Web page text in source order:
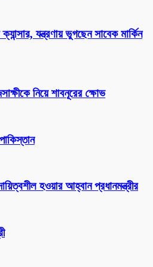
যন্ত্রণায় ভুগছেন সাবেক মার্কিন
নিয়ে শাবনূরের ক্ষোভ
হওয়ার আহ্বান প্রধানমন্ত্রীর